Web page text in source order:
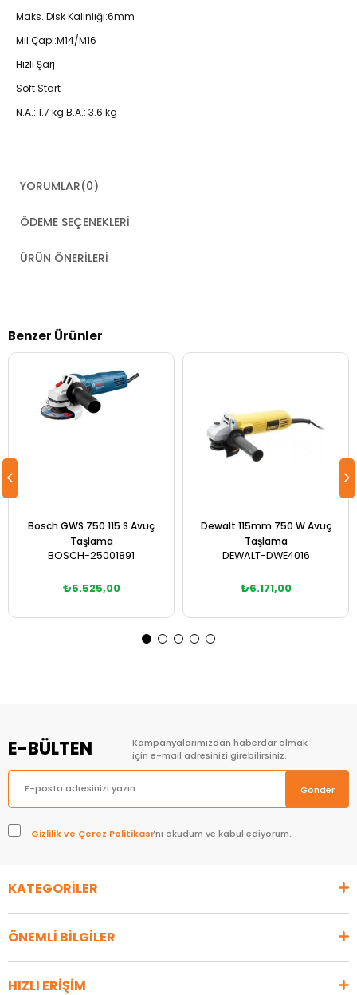
Maks. Disk Kalınlığı:6mm
Mil Çapı:M14/M16
Hızlı Şarj
Soft Start
N.A.: 1.7 kg B.A.: 3.6 kg
YORUMLAR(0)
ÖDEME SEÇENEKLERI
ÜRÜN ÖNERILERI
Benzer Ürünler
Bosch GWS 750 115 S Avuç
Taşlama
BOSCH-25001891
₺5.525,00
Dewalt 115mm 750 W Avuç
Taşlama
DEWALT-DWE4016
₺6.171,00
E-BÜLTEN
Kampanyalarımızdan haberdar olmak
için e-mail adresinizi girebilirsiniz.
Gönder
Gizlilik ve Çerez Politikası’nı okudum ve kabul ediyorum.
KATEGORİLER
ÖNEMLİ BİLGİLER
HIZLI ERİŞİM